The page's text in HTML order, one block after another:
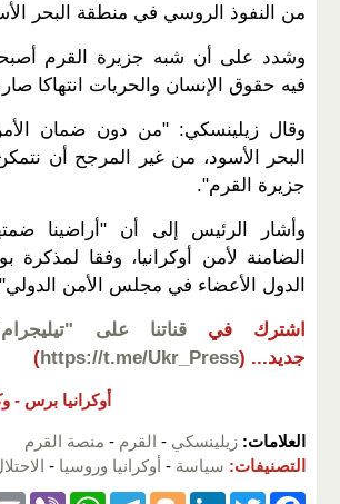
من النفوذ الروسي في منطقة البحر
وشدد على أن شبه جزيرة القرم
فيه حقوق الإنسان والحريات انتهاكا
وقال زيلينسكي: "من دون ضمان
البحر الأسود، من غير المرجح أن
جزيرة القرم".
وأشار الرئيس إلى أن "أراضينا
الضامنة لأمن أوكرانيا، وفقا
الدول الأعضاء في مجلس الأمن
اشترك في قناتنا على
جديد... (
https://t.me/Ukr_Press
)
أوكرانيا برس -
العلامات: زيلينسكي - القرم - منصة القرم
التصنيفات: سياسة - أوكرانيا وروسيا -